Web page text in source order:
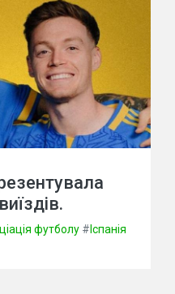
футболу # Іспанія